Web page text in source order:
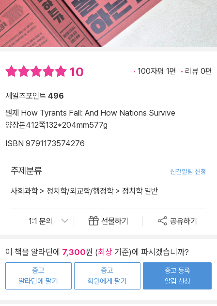
10 100자평 1편 리뷰 0편
세일즈포인트 496
원제 How Tyrants Fall: And How Nations Survive
양장본412쪽132*204mm577g
ISBN 9791173574276
주제분류 신간알림 신청
사회과학> 정치학/외교학/행정학> 정치학 일반
선물하기 공유하기
이 책을 알라딘에 7,300원 (최상 기준)에 파시겠습니까?
중고
알라딘에 팔기
중고
회원에게 팔기
중고 등록
알림 신청